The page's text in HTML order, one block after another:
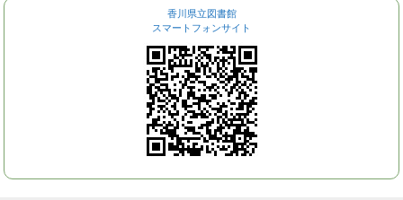
香川県立図書館
スマートフォンサイト